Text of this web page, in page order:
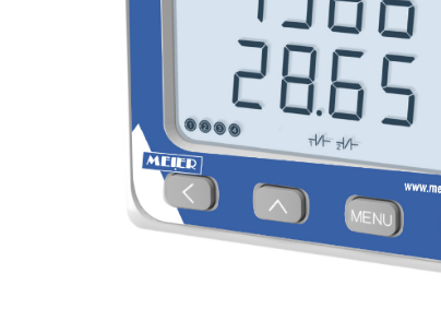
Passerelles de communication
Modules d’E/S déportés
Data Logger multifonctions
Logiciel de gestion de l’énergie